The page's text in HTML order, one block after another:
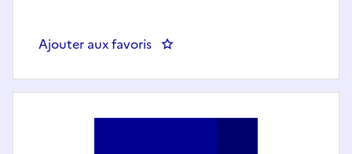
Ajouter aux favoris : Cadre supérieur de santé -